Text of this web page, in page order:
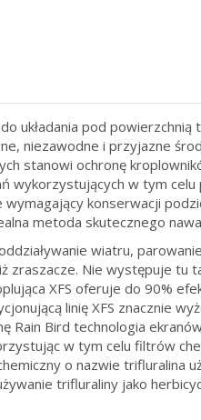
układania pod powierzchnią
niezawodne i przyjazne
stanowi ochronę
wykorzystujących w tym
konserwacji
metoda skutecznego
wiatru,
zraszacze. Nie występuje tu
XFS oferuje do 90%
linię XFS znacznie
Bird technologia
w tym celu filtrów
o nazwie trifluralina
trifluraliny jako